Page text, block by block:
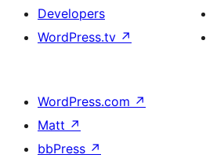
Developers
WordPress.tv ↗
WordPress.com ↗
Matt ↗
bbPress ↗